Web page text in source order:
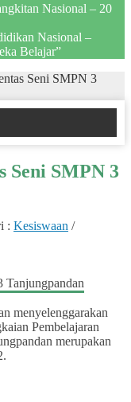
Nasional – 20
Nasional –
Belajar”
Seni SMPN 3
Seni SMPN 3
: Kesiswaan /
menyelenggarakan
Pembelajaran
merupakan